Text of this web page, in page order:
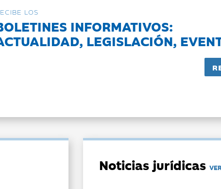
LOS
INFORMATIVOS:
LEGISLACIÓN,
Noticias jurídicas